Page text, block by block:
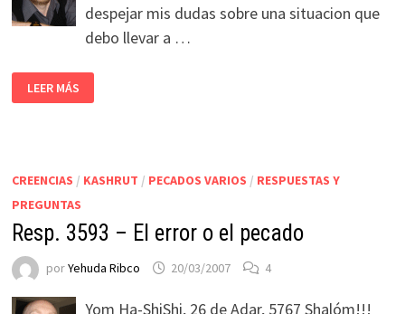
despejar mis dudas sobre una situacion que
debo llevar a …
LEER MÁS
CREENCIAS / KASHRUT / PECADOS VARIOS / RESPUESTAS Y
PREGUNTAS
Resp. 3593 – El error o el pecado
porYehuda Ribco 20/03/2007 4
Yom Ha-ShiShi, 26 de Adar, 5767 Shalóm!!!